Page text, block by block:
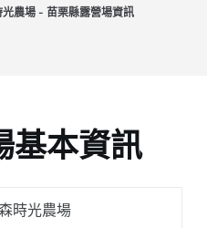
光農場 - 苗栗縣露營場資訊
基本資訊
時光農場